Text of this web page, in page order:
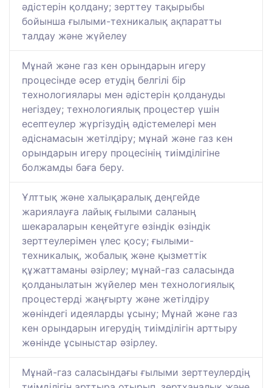
әдістерін қолдану; зерттеу тақырыбы
бойынша ғылыми-техникалық ақпаратты
талдау және жүйелеу
Мұнай және газ кен орындарын игеру
процесінде әсер етудің белгілі бір
технологиялары мен әдістерін қолдануды
негіздеу; технологиялық процестер үшін
есептеулер жүргізудің әдістемелері мен
әдіснамасын жетілдіру; мұнай және газ кен
орындарын игеру процесінің тиімділігіне
болжамды баға беру.
Ұлттық және халықаралық деңгейде
жариялауға лайық ғылыми саланың
шекараларын кеңейтуге өзіндік өзіндік
зерттеулерімен үлес қосу; ғылыми-
техникалық, жобалық және қызметтік
құжаттаманы әзірлеу; мұнай-газ саласында
қолданылатын жүйелер мен технологиялық
процестерді жаңғырту және жетілдіру
жөніндегі идеяларды ұсыну; Мұнай және газ
кен орындарын игерудің тиімділігін арттыру
жөнінде ұсыныстар әзірлеу.
Мұнай-газ саласындағы ғылыми зерттеулердің